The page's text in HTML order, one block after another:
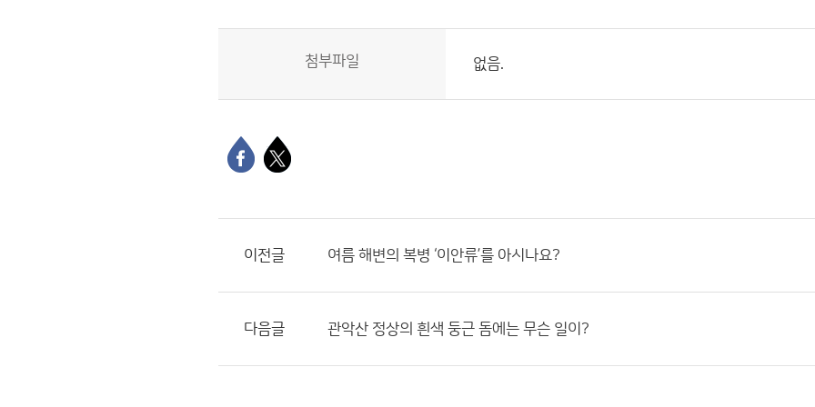
첨부파일 없음.
이전글 여름 해변의 복병 ‘이안류’를 아시나요?
다음글 관악산 정상의 흰색 둥근 돔에는 무슨 일이?